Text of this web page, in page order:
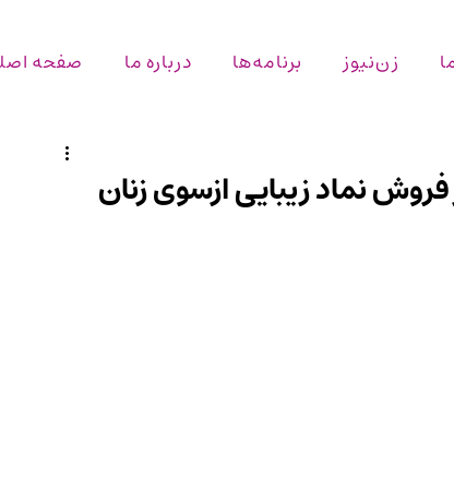
صفحه درباره ما برنامه‌ها زن‌نیوز
نماد زیبایی ازسوی زنان